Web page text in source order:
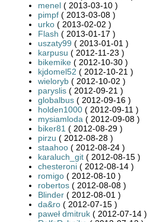
menel ( 2013-03-10 )
pimpf ( 2013-03-08 )
urko ( 2013-02-02 )
Flash ( 2013-01-17 )
uszaty99 ( 2013-01-01 )
karpusu ( 2012-11-23 )
bikemike ( 2012-10-30 )
kjdomel52 ( 2012-10-21 )
wieloryb ( 2012-10-02 )
paryslis ( 2012-09-21 )
globalbus ( 2012-09-16 )
holden1000 ( 2012-09-11 )
mysiamloda ( 2012-09-08 )
biker81 ( 2012-08-29 )
pirzu ( 2012-08-28 )
staahoo ( 2012-08-24 )
karaluch_git ( 2012-08-15 )
chesteroni ( 2012-08-14 )
romigo ( 2012-08-10 )
robertos ( 2012-08-08 )
Blinder ( 2012-08-01 )
da&ro ( 2012-07-15 )
paweł dmitruk ( 2012-07-14 )